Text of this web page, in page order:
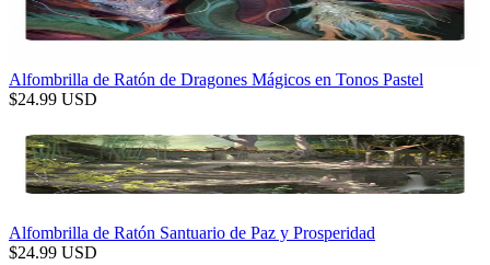
Alfombrilla de Ratón de Dragones Mágicos en Tonos Pastel
$24.99 USD
Alfombrilla de Ratón Santuario de Paz y Prosperidad
$24.99 USD